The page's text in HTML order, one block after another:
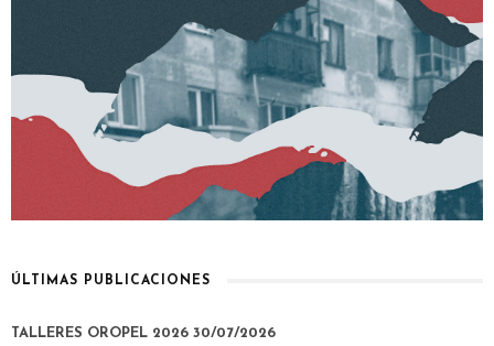
ÚLTIMAS PUBLICACIONES
TALLERES OROPEL 2026 30/07/2026